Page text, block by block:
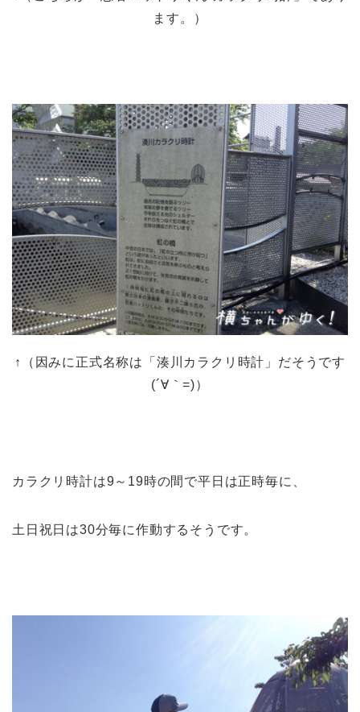
ます。）
↑（因みに正式名称は「湊川カラクリ時計」だそうです
(´∀｀=)）
カラクリ時計は9～19時の間で平日は正時毎に、
土日祝日は30分毎に作動するそうです。